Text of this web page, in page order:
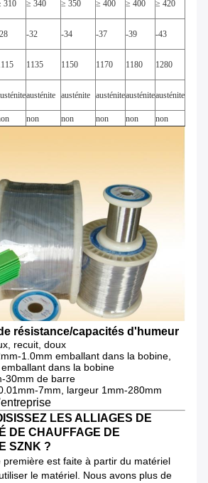
310 ≥ 340 ≥ 350 ≥ 400 ≥ 400 ≥ 420
-32 -34 -37 -39 -43
1135 1150 1170 1180 1280
austénite austénite austéniteausténiteausténite
non non non non non
résistance/capacités d'humeur
recuit, doux
1.0mm emballant dans la bobine,
dans la bobine
30mm de barre
7mm, largeur 1mm-280mm
LES ALLIAGES DE
DE CHAUFFAGE DE
SZNK ?
première est faite à partir du matériel
le matériel. Nous avons plus de